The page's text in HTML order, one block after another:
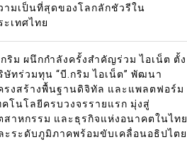
ามเป็นที่สุดของโลกลักชัวรีใน
ะเทศไทย
ริม ผนึกกำลังครั้งสำคัญร่วม ไอเน็ต ตั้ง
ษัทร่วมทุน “บี.กริม ไอเน็ต” พัฒนา
รงสร้างพื้นฐานดิจิทัล และแพลตฟอร์ม
คโนโลยีครบวงจรรายแรก มุ่งสู่
สาหกรรม และธุรกิจแห่งอนาคตในไทย
ะระดับภูมิภาคพร้อมขับเคลื่อนอธิปไตย